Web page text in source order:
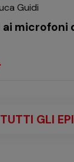
Guidi
ai microfoni
GLI